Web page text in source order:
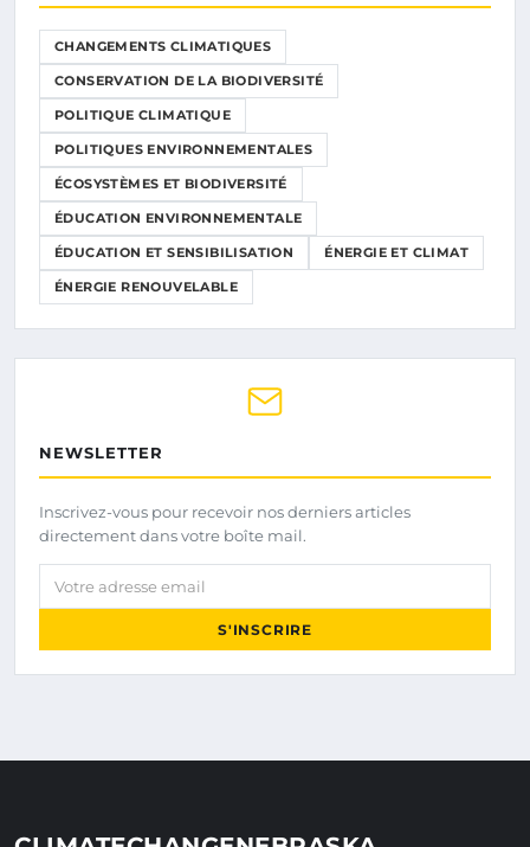
CHANGEMENTS CLIMATIQUES
CONSERVATION DE LA BIODIVERSITÉ
POLITIQUE CLIMATIQUE
POLITIQUES ENVIRONNEMENTALES
ÉCOSYSTÈMES ET BIODIVERSITÉ
ÉDUCATION ENVIRONNEMENTALE
ÉDUCATION ET SENSIBILISATION ÉNERGIE ET CLIMAT
ÉNERGIE RENOUVELABLE
NEWSLETTER
Inscrivez-vous pour recevoir nos derniers articles
directement dans votre boîte mail.
Votre adresse email
S'INSCRIRE